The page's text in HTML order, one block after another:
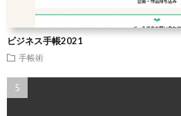
ビジネス手帳2021
手帳術